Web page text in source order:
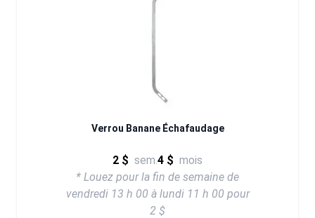
Verrou Banane Échafaudage
2 $ sem.4 $ mois
* Louez pour la fin de semaine de
vendredi 13 h 00 à lundi 11 h 00 pour
2 $